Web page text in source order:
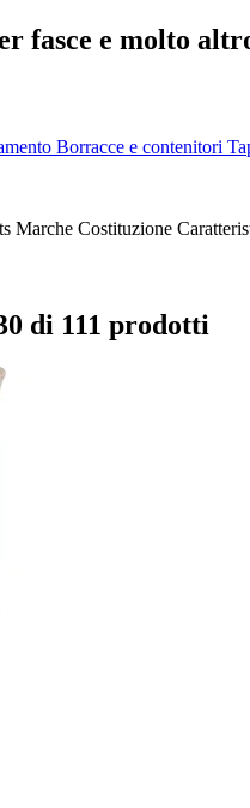
fasce e molto
Borracce e contenitori
Marche Costituzione
di 111 prodotti